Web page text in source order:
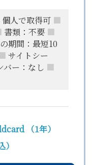
人で取得可 ■
書類：不要 ■
期間：最短10
サイトシー
バー：なし ■
（1年）
）